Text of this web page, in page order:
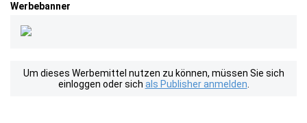
Werbebanner
Um dieses Werbemittel nutzen zu können, müssen Sie sich
einloggen oder sich als Publisher anmelden